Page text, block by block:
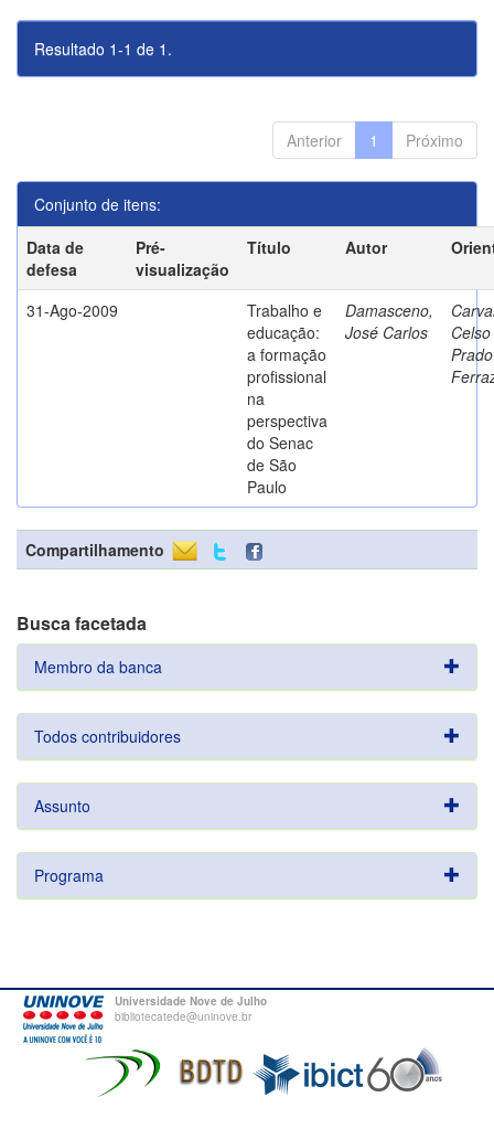
Resultado 1-1 de 1.
Anterior 1 Próximo
Conjunto de itens:
Data de
defesa
Pré-
visualização
Título Autor
31-Ago-2009
Trabalho e
educação:
a formação
profissional
na
perspectiva
do Senac
de São
Paulo
Damasceno,
José Carlos
Prado
Compartilhamento
Busca facetada
Membro da banca
Todos contribuidores
Assunto
Programa
Universidade Nove de Julho
bibliotecatede@uninove.br